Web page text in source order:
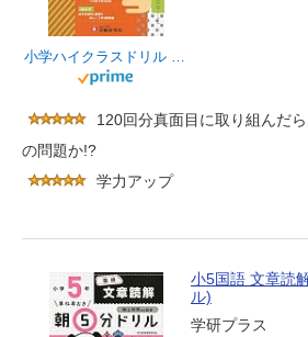
小学ハイクラスドリル 国語5年:1日1ページで全国トップレベルの学力! (受験研究社)
120回分真面目に取り組んだ
の問題か!?
学力アップ
小5国語 文章読
ル)
学研プラス